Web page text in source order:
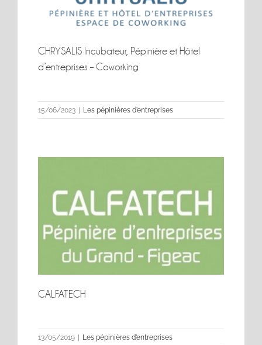
CHRYSALIS Incubateur, Pépinière et Hôtel
d’entreprises – Coworking
15/06/2023 Les pépinières d’entreprises
CALFATECH
CALFATECH
13/05/2019 | Les pépinières d’entreprises